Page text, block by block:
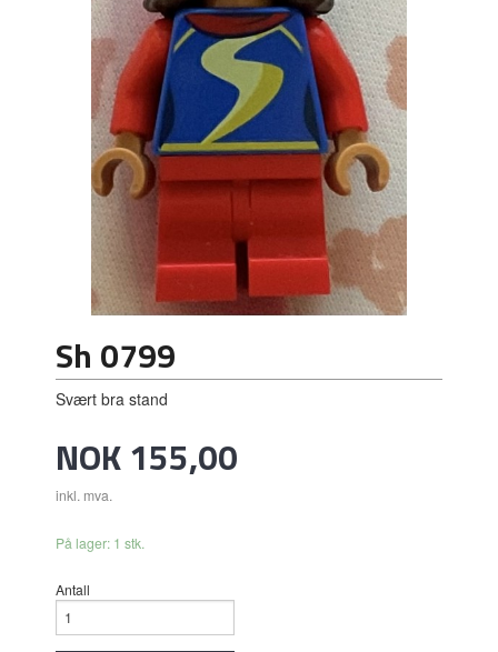
Sh 0799
Svært bra stand
Pris
NOK155,00
inkl. mva.
På lager: 1 stk.
Antall